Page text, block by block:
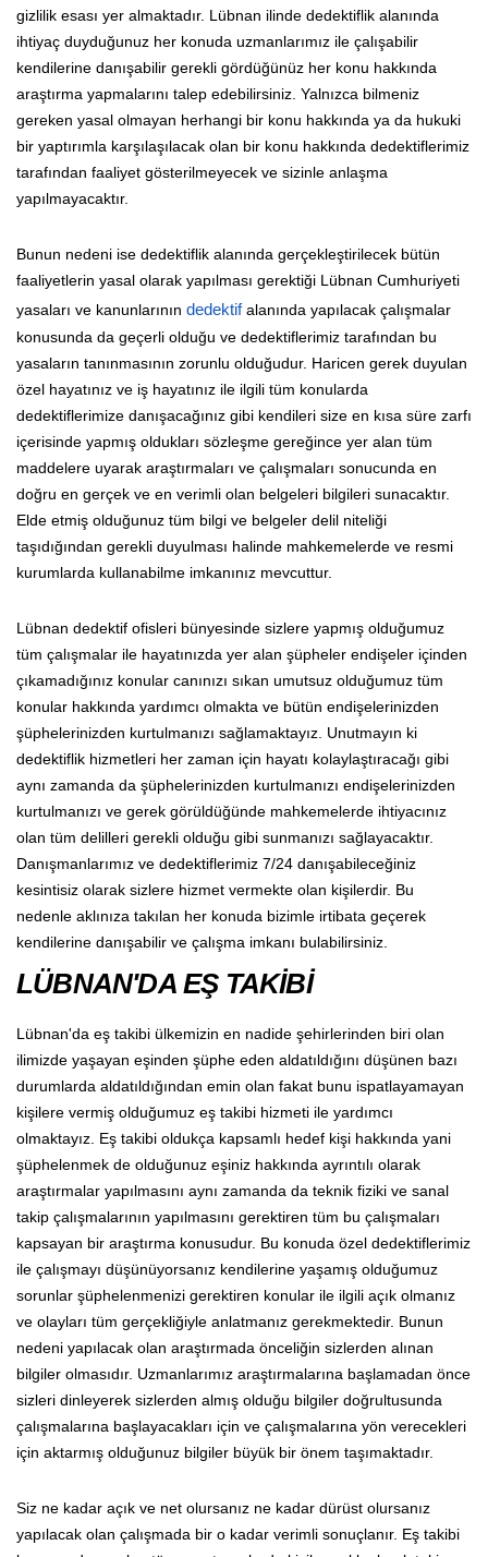
gizlilik esası yer almaktadır. Lübnan ilinde dedektiflik alanında
ihtiyaç duyduğunuz her konuda uzmanlarımız ile çalışabilir
kendilerine danışabilir gerekli gördüğünüz her konu hakkında
araştırma yapmalarını talep edebilirsiniz. Yalnızca bilmeniz
gereken yasal olmayan herhangi bir konu hakkında ya da hukuki
bir yaptırımla karşılaşılacak olan bir konu hakkında dedektiflerimiz
tarafından faaliyet gösterilmeyecek ve sizinle anlaşma
yapılmayacaktır.
Bunun nedeni ise dedektiflik alanında gerçekleştirilecek bütün
faaliyetlerin yasal olarak yapılması gerektiği Lübnan Cumhuriyeti
yasaları ve kanunlarının dedektifalanında yapılacak çalışmalar
konusunda da geçerli olduğu ve dedektiflerimiz tarafından bu
yasaların tanınmasının zorunlu olduğudur. Haricen gerek duyulan
özel hayatınız ve iş hayatınız ile ilgili tüm konularda
dedektiflerimize danışacağınız gibi kendileri size en kısa süre zarfı
içerisinde yapmış oldukları sözleşme gereğince yer alan tüm
maddelere uyarak araştırmaları ve çalışmaları sonucunda en
doğru en gerçek ve en verimli olan belgeleri bilgileri sunacaktır.
Elde etmiş olduğunuz tüm bilgi ve belgeler delil niteliği
taşıdığından gerekli duyulması halinde mahkemelerde ve resmi
kurumlarda kullanabilme imkanınız mevcuttur.
Lübnan dedektif ofisleri bünyesinde sizlere yapmış olduğumuz
tüm çalışmalar ile hayatınızda yer alan şüpheler endişeler içinden
çıkamadığınız konular canınızı sıkan umutsuz olduğumuz tüm
konular hakkında yardımcı olmakta ve bütün endişelerinizden
şüphelerinizden kurtulmanızı sağlamaktayız. Unutmayın ki
dedektiflik hizmetleri her zaman için hayatı kolaylaştıracağı gibi
aynı zamanda da şüphelerinizden kurtulmanızı endişelerinizden
kurtulmanızı ve gerek görüldüğünde mahkemelerde ihtiyacınız
olan tüm delilleri gerekli olduğu gibi sunmanızı sağlayacaktır.
Danışmanlarımız ve dedektiflerimiz 7/24 danışabileceğiniz
kesintisiz olarak sizlere hizmet vermekte olan kişilerdir. Bu
nedenle aklınıza takılan her konuda bizimle irtibata geçerek
kendilerine danışabilir ve çalışma imkanı bulabilirsiniz.
LÜBNAN'DA EŞ TAKİBİ
Lübnan'da eş takibi ülkemizin en nadide şehirlerinden biri olan
ilimizde yaşayan eşinden şüphe eden aldatıldığını düşünen bazı
durumlarda aldatıldığından emin olan fakat bunu ispatlayamayan
kişilere vermiş olduğumuz eş takibi hizmeti ile yardımcı
olmaktayız. Eş takibi oldukça kapsamlı hedef kişi hakkında yani
şüphelenmek de olduğunuz eşiniz hakkında ayrıntılı olarak
araştırmalar yapılmasını aynı zamanda da teknik fiziki ve sanal
takip çalışmalarının yapılmasını gerektiren tüm bu çalışmaları
kapsayan bir araştırma konusudur. Bu konuda özel dedektiflerimiz
ile çalışmayı düşünüyorsanız kendilerine yaşamış olduğumuz
sorunlar şüphelenmenizi gerektiren konular ile ilgili açık olmanız
ve olayları tüm gerçekliğiyle anlatmanız gerekmektedir. Bunun
nedeni yapılacak olan araştırmada önceliğin sizlerden alınan
bilgiler olmasıdır. Uzmanlarımız araştırmalarına başlamadan önce
sizleri dinleyerek sizlerden almış olduğu bilgiler doğrultusunda
çalışmalarına başlayacakları için ve çalışmalarına yön verecekleri
için aktarmış olduğunuz bilgiler büyük bir önem taşımaktadır.
Siz ne kadar açık ve net olursanız ne kadar dürüst olursanız
yapılacak olan çalışmada bir o kadar verimli sonuçlanır. Eş takibi